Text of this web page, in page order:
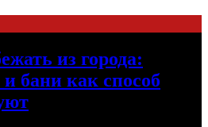
из города:
бани как способ